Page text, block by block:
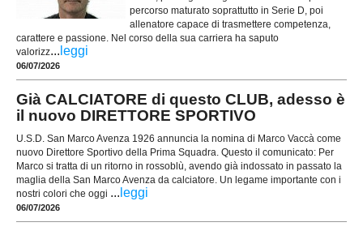
percorso maturato soprattutto in Serie D, poi
allenatore capace di trasmettere competenza,
carattere e passione. Nel corso della sua carriera ha saputo
valorizz... leggi
06/07/2026
Già CALCIATORE di questo CLUB, adesso è
il nuovo DIRETTORE SPORTIVO
U.S.D. San Marco Avenza 1926 annuncia la nomina di Marco Vaccà come
nuovo Direttore Sportivo della Prima Squadra. Questo il comunicato: Per
Marco si tratta di un ritorno in rossoblù, avendo già indossato in passato la
maglia della San Marco Avenza da calciatore. Un legame importante con i
nostri colori che oggi ... leggi
06/07/2026